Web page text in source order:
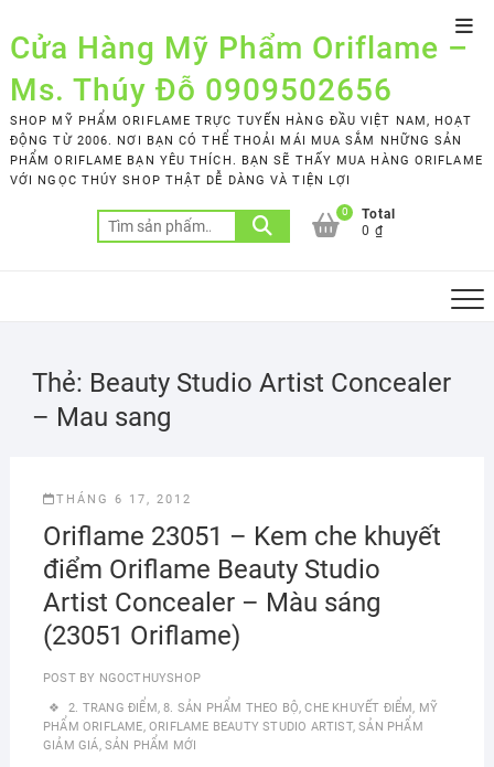
to
content
Cửa Hàng Mỹ Phẩm Oriflame –
Ms. Thúy Đỗ 0909502656
SHOP MỸ PHẨM ORIFLAME TRỰC TUYẾN HÀNG ĐẦU VIỆT NAM, HOẠT
ĐỘNG TỪ 2006. NƠI BẠN CÓ THỂ THOẢI MÁI MUA SẮM NHỮNG SẢN
PHẨM ORIFLAME BẠN YÊU THÍCH. BẠN SẼ THẤY MUA HÀNG ORIFLAME
VỚI NGỌC THÚY SHOP THẬT DỄ DÀNG VÀ TIỆN LỢI
Tìm
kiếm:
0
Total
0 ₫
Thẻ: Beauty Studio Artist Concealer
– Mau sang
THÁNG 6 17, 2012
Oriflame 23051 – Kem che khuyết
điểm Oriflame Beauty Studio
Artist Concealer – Màu sáng
(23051 Oriflame)
POST BY NGOCTHUYSHOP
2. TRANG ĐIỂM,8. SẢN PHẨM THEO BỘ,CHE KHUYẾT ĐIỂM, MỸ
PHẨM ORIFLAME, ORIFLAME BEAUTY STUDIO ARTIST,SẢN PHẨM
GIẢM GIÁ, SẢN PHẨM MỚI